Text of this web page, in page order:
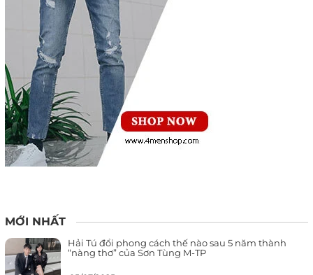
MỚI NHẤT
Hải Tú đổi phong cách thế nào sau 5 năm thành
“nàng thơ” của Sơn Tùng M-TP